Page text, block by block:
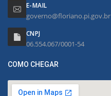
E-MAIL
governo@floriano.pi.gov.br
CNPJ
06.554.067/0001-54
COMO CHEGAR